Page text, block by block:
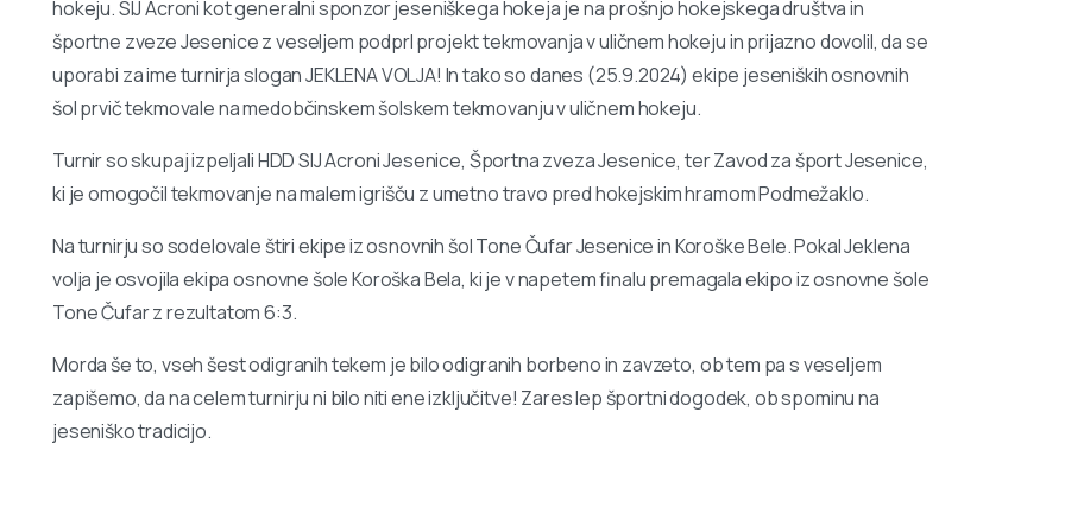
hokeju. SIJ Acroni kot generalni sponzor jeseniškega hokeja je na prošnjo hokejskega društva in
športne zveze Jesenice z veseljem podprl projekt tekmovanja v uličnem hokeju in prijazno dovolil, da se
uporabi za ime turnirja slogan JEKLENA VOLJA! In tako so danes (25.9.2024) ekipe jeseniških osnovnih
šol prvič tekmovale na medobčinskem šolskem tekmovanju v uličnem hokeju.
Turnir so skupaj izpeljali HDD SIJ Acroni Jesenice, Športna zveza Jesenice, ter Zavod za šport Jesenice,
ki je omogočil tekmovanje na malem igrišču z umetno travo pred hokejskim hramom Podmežaklo.
Na turnirju so sodelovale štiri ekipe iz osnovnih šol Tone Čufar Jesenice in Koroške Bele. Pokal Jeklena
volja je osvojila ekipa osnovne šole Koroška Bela, ki je v napetem finalu premagala ekipo iz osnovne šole
Tone Čufar z rezultatom 6:3.
Morda še to, vseh šest odigranih tekem je bilo odigranih borbeno in zavzeto, ob tem pa s veseljem
zapišemo, da na celem turnirju ni bilo niti ene izključitve! Zares lep športni dogodek, ob spominu na
jeseniško tradicijo.